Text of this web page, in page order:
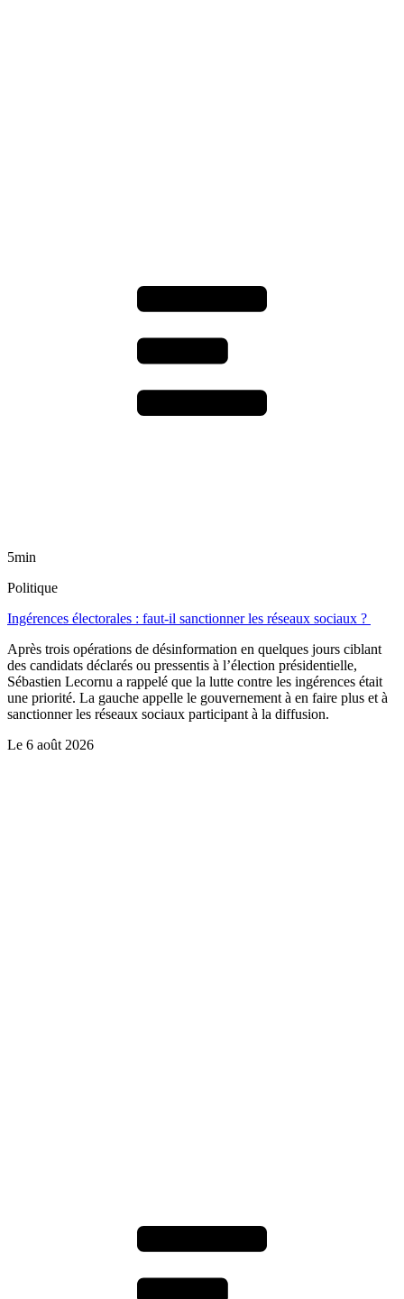
5min
Politique
Ingérences électorales : faut-il sanctionner les réseaux sociaux ?
Après trois opérations de désinformation en quelques jours ciblant
des candidats déclarés ou pressentis à l’élection présidentielle,
Sébastien Lecornu a rappelé que la lutte contre les ingérences était
une priorité. La gauche appelle le gouvernement à en faire plus et à
sanctionner les réseaux sociaux participant à la diffusion.
Le 6 août 2026